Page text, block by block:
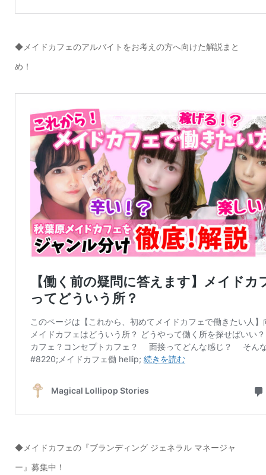
◆メイドカフェのアルバイトをお考えの方へ向けた解説まと
め！
◆メイドカフェの『ブランディング ジェネラル マネージャ
ー』募集中！